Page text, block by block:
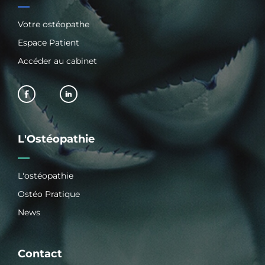
Votre ostéopathe
Espace Patient
Accéder au cabinet
L'Ostéopathie
L'ostéopathie
Ostéo Pratique
News
Contact